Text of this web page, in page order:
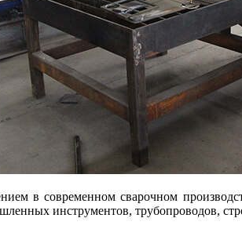
в современном сварочном
инструментов, трубопроводов,